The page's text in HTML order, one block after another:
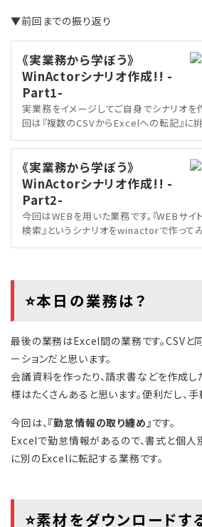
▼前回までの振り返り
《実業務から学ぼう》
WinActorシナリオ作成!! -
Part1-
実業務をイメージしてご自身でシナリオを
回は『複数のCSVからExcelへの転記』に挑
《実業務から学ぼう》
WinActorシナリオ作成!! -
Part2-
今回はWEBを用いた業務です。『WEBサ
検索』というシナリオをwinactorで作ってみ
⭐本日の業務は？
最後の業務はExcel間の業務です。CSVと
ーションだと思います。
会議資料を作ったり、請求書などを作成し
様はたくさんあると思います。便利だし、
今回は、 『勤怠情報の取り纏め』です。
Excelで勤怠情報があるので、書式と個人
に別のExcelに転記する業務です。
⭐素材をダウンロードす